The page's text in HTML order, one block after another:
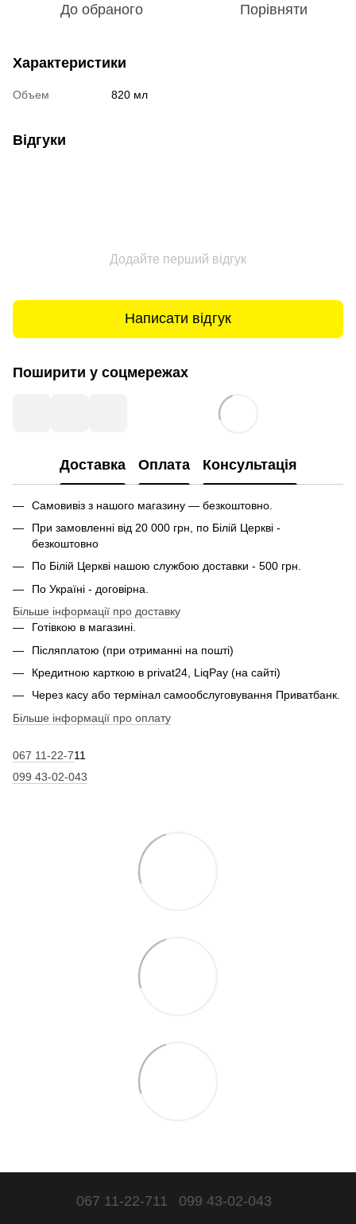
До обраного Порівняти
Характеристики
Объем 820 мл
Відгуки
Додайте перший відгук
Написати відгук
Поширити у соцмережах
Доставка Оплата Консультація
Самовивіз з нашого магазину — безкоштовно.
При замовленні від 20 000 грн, по Білій Церкві -
безкоштовно
По Білій Церкві нашою службою доставки - 500 грн.
По Україні - договірна.
Більше інформації про доставку
Готівкою в магазині.
Післяплатою (при отриманні на пошті)
Кредитною карткою в privat24, LiqPay (на сайті)
Через касу або термінал самообслуговування Приватбанк.
Більше інформації про оплату
067 11-22-711
099 43-02-043
067 11-22-711 099 43-02-043